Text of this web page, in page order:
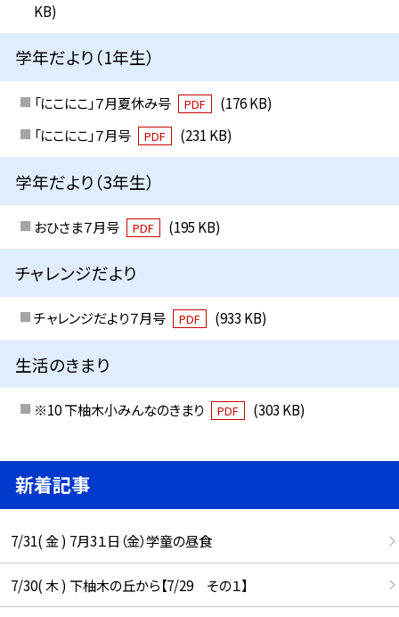
KB)
学年だより（1年生）
「にこにこ」７月夏休み号 PDF
(176 KB)
「にこにこ」７月号
PDF (231 KB)
学年だより（3年生）
おひさま７月号 PDF (195 KB)
チャレンジだより
チャレンジだより７月号 PDF (933 KB)
生活のきまり
※10 下柚木小みんなのきまり PDF (303 KB)
新着記事
7/31( 金 ) 7月3１日（金）学童の昼食
7/30( 木 ) 下柚木の丘から【7/29 その１】